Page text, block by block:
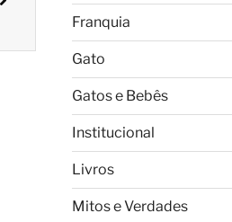
Franquia
Gato
Gatos e Bebês
Institucional
Livros
Mitos e Verdades